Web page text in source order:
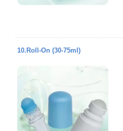
10.Roll-On (30-75ml)